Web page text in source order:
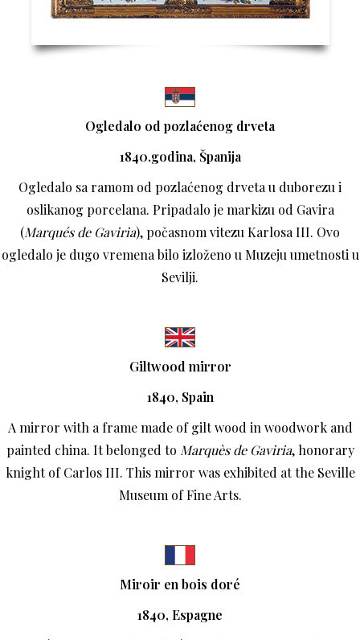
Ogledalo od pozlaćenog drveta
1840.godina, Španija
Ogledalo sa ramom od pozlaćenog drveta u duborezu i
oslikanog porcelana. Pripadalo je markizu od Gavira
(Marqués de Gaviria), počasnom vitezu Karlosa III. Ovo
ogledalo je dugo vremena bilo izloženo u Muzeju umetnosti u
Sevilji.
Giltwood mirror
1840, Spain
A mirror with a frame made of gilt wood in woodwork and
painted china. It belonged to Marquès de Gaviria, honorary
knight of Carlos III. This mirror was exhibited at the Seville
Museum of Fine Arts.
Miroir en bois doré
1840, Espagne